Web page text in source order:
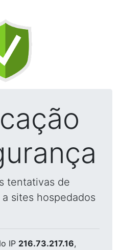
tentativas de
sites hospedados
IP 216.73.217.16,